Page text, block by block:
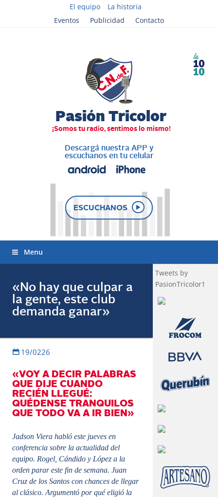
El equipo
La historia
Eventos
Publicidad Contacto
Descargá nuestra APP y
escuchanos en tu celular
ESCUCHANOS
Menu
«No hay que culpar a
la gente, este club
demanda ganar»
19/0226
«VOY A DECIR PALABRAS
QUE DIJE CUANDO
RECIÉN LLEGUÉ:
QUÉDENSE TRANQUILOS
QUE TODO VA A IR BIEN»
Jadson Viera habló este jueves en
conferencia sobre la actualidad del
equipo. Rogel, Cándido y López a la
orden parar este fin de semana. Juan
Cruz de los Santos con chances de llegar
al clásico. Argumentó por qué eligió la
Tweets by
PasionTricolor1